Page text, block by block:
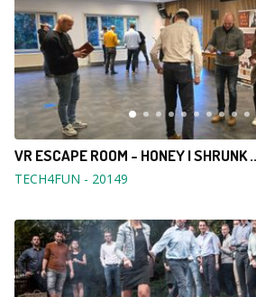
VR ESCAPE ROOM - HONEY I SHRUNK
TECH4FUN - 20149